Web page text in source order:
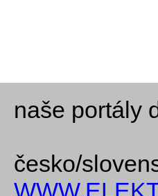
naše portály
česko/